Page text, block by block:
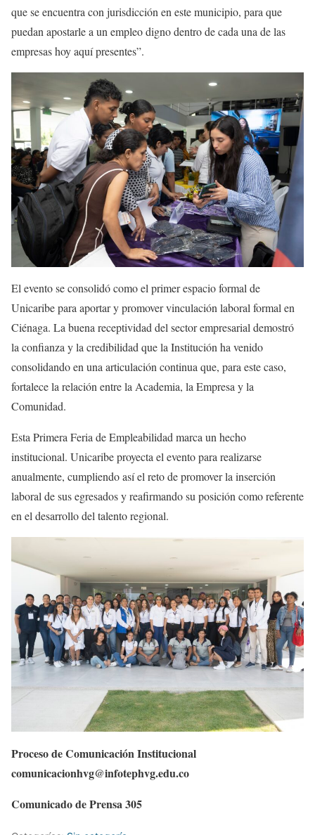
que se encuentra con jurisdicción en este municipio, para que
puedan apostarle a un empleo digno dentro de cada una de las
empresas hoy aquí presentes”.
El evento se consolidó como el primer espacio formal de
Unicaribe para aportar y promover vinculación laboral formal en
Ciénaga. La buena receptividad del sector empresarial demostró
la confianza y la credibilidad que la Institución ha venido
consolidando en una articulación continua que, para este caso,
fortalece la relación entre la Academia, la Empresa y la
Comunidad.
Esta Primera Feria de Empleabilidad marca un hecho
institucional. Unicaribe proyecta el evento para realizarse
anualmente, cumpliendo así el reto de promover la inserción
laboral de sus egresados y reafirmando su posición como referente
en el desarrollo del talento regional.
Proceso de Comunicación Institucional
comunicacionhvg@infotephvg.edu.co
Comunicado de Prensa 305